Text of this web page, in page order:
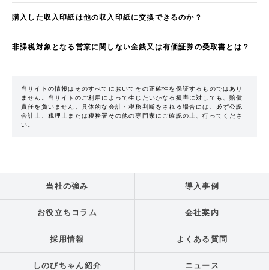
購入した収入印紙は他の収入印紙に交換できるのか？
非課税対象となる営業に関しない金銭又は有価証券の受取書とは？
当サイトの情報はそのすべてにおいてその正確性を保証するものではあり
ません。当サイトのご利用によって生じたいかなる損害に対しても、賠償
責任を負いません。具体的な会計・税務判断をされる場合には、必ず公認
会計士、税理士または税務署その他の専門家にご確認の上、行ってくださ
い。
当社の強み 導入事例
お役立ちコラム 会社案内
採用情報 よくある質問
しのびちゃん紹介 ニュース